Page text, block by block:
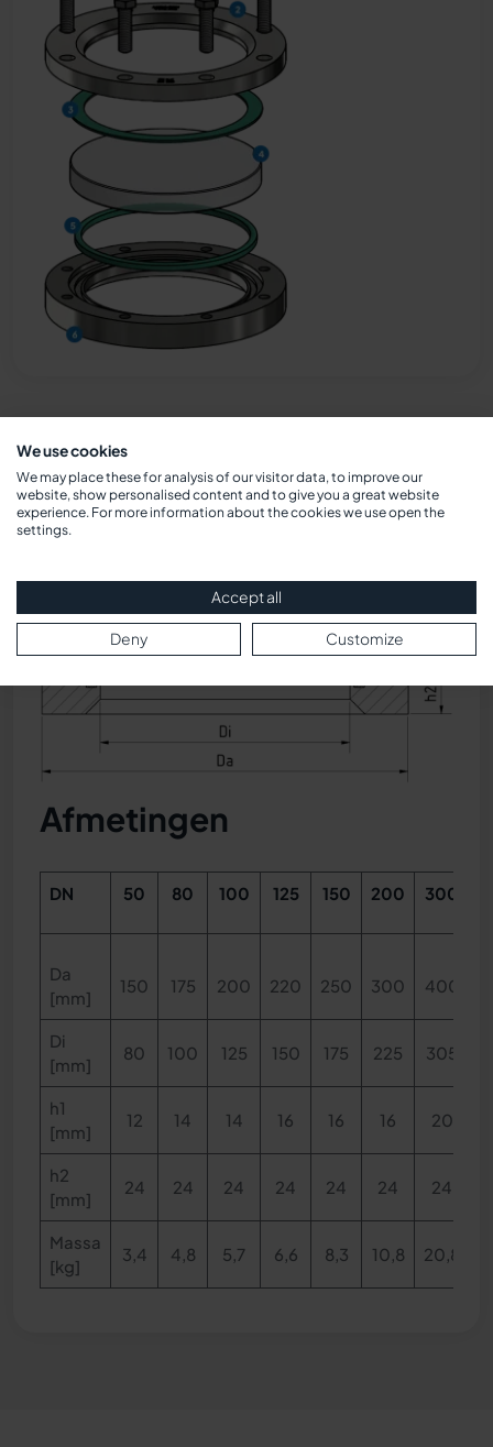
Doorsnede-
Afmetingen
DN 50 80 100 125 150 200 300
Da
[mm]
150 175 200 220 250 300 400
Di
[mm]
80 100 125 150 175 225 305
h1
[mm]
12 14 14 16 16 16 20
h2
[mm]
24 24 24 24 24 24 24
Massa
[kg]
3,4 4,8 5,7 6,6 8,3 10,8 20,8
We use cookies
We may place these for analysis of our visitor data, to improve our
website, show personalised content and to give you a great website
experience. For more information about the cookies we use open the
settings.
Accept all
Deny Customize